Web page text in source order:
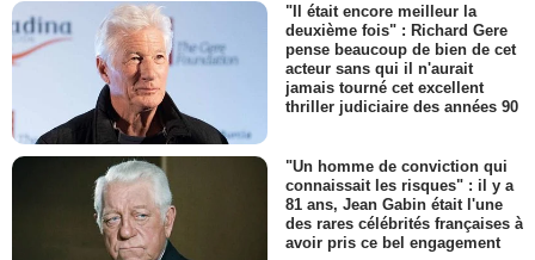
"Il était encore meilleur la
deuxième fois" : Richard Gere
pense beaucoup de bien de cet
acteur sans qui il n'aurait
jamais tourné cet excellent
thriller judiciaire des années 90
"Un homme de conviction qui
connaissait les risques" : il y a
81 ans, Jean Gabin était l'une
des rares célébrités françaises à
avoir pris ce bel engagement